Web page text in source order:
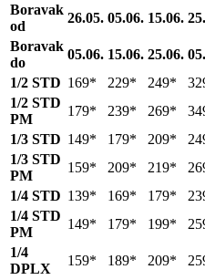
Boravak
od
26.05. 05.06. 15.06.
Boravak
do
05.06. 15.06. 25.06.
1/2 STD 169* 229* 249*
1/2 STD
PM
179* 239* 269*
1/3 STD 149* 179* 209*
1/3 STD
PM
159* 209* 219*
1/4 STD 139* 169* 179*
1/4 STD
PM
149* 179* 199*
1/4
DPLX
159* 189* 209*